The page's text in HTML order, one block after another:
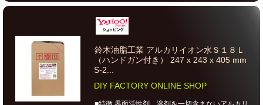
鈴木油脂工業 アルカリイオン水Ｓ１８Ｌ
（ハンドガン付き） 247 x 243 x 405 mm
S-2...
DIY FACTORY ONLINE SHOP